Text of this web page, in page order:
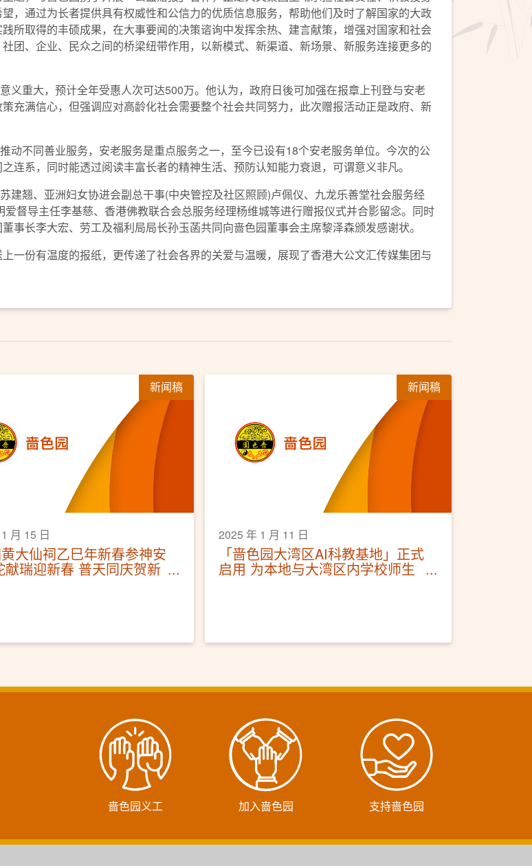
，通过为长者提供具有权威性和公信力的优质信息服务，帮助他们及时了解国家的大政
所取得的丰硕成果，在大事要闻的决策谘询中发挥余热、建言献策，增强对国家和社会
团、企业、民众之间的桥梁纽带作用，以新模式、新渠道、新场景、新服务连接更多的
义重大，预计全年受惠人次可达500万。他认为，政府日後可加强在报章上刊登与安老
充满信心，但强调应对高龄化社会需要整个社会共同努力，此次赠报活动正是政府、新
动不同善业服务，安老服务是重点服务之一，至今已设有18个安老服务单位。今次的公
连系，同时能透过阅读丰富长者的精神生活、预防认知能力衰退，可谓意义非凡。
翘、亚洲妇女协进会副总干事(中央管控及社区照顾)卢佩仪、九龙乐善堂社会服务经
督导主任李基慈、香港佛教联合会总服务经理杨维城等进行赠报仪式并合影留念。同时
事长李大宏、劳工及福利局局长孙玉菡共同向啬色园董事会主席黎泽森颁发感谢状。
份有温度的报纸，更传递了社会各界的关爱与温暖，展现了香港大公文汇传媒集团与
新闻稿
月 15 日
大仙祠乙巳年新春参神安
献瑞迎新春 普天同庆贺新
新闻稿
2025 年 1 月 11 日
「啬色园大湾区AI科教基地」正式
启用 为本地与大湾区内学校师生
啬色园义工 加入啬色园 支持啬色园